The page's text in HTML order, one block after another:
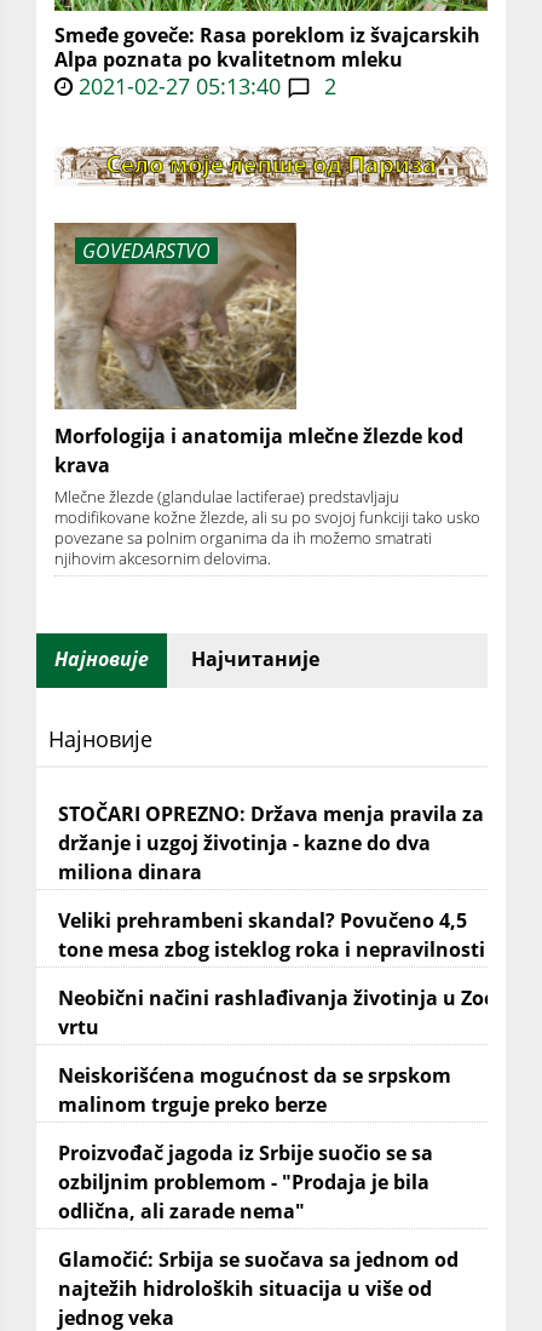
Smeđe goveče: Rasa poreklom iz švajcarskih
Alpa poznata po kvalitetnom mleku
2021-02-27 05:13:40 2
GOVEDARSTVO
Morfologija i anatomija mlečne žlezde kod
krava
Mlečne žlezde (glandulae lactiferae) predstavljaju
modifikovane kožne žlezde, ali su po svojoj funkciji tako usko
povezane sa polnim organima da ih možemo smatrati
njihovim akcesornim delovima.
Најновије Најчитаније
Најновије
STOČARI OPREZNO: Država menja pravila za
držanje i uzgoj životinja - kazne do dva
miliona dinara
Veliki prehrambeni skandal? Povučeno 4,5
tone mesa zbog isteklog roka i nepravilnosti
Neobični načini rashlađivanja životinja u Zoo
vrtu
Neiskorišćena mogućnost da se srpskom
malinom trguje preko berze
Proizvođač jagoda iz Srbije suočio se sa
ozbiljnim problemom - "Prodaja je bila
odlična, ali zarade nema"
Glamočić: Srbija se suočava sa jednom od
najtežih hidroloških situacija u više od
jednog veka